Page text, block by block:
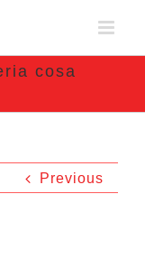
cosa
Previous